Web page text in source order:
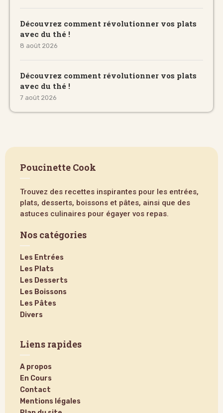
Découvrez comment révolutionner vos plats
avec du thé !
8 août 2026
Découvrez comment révolutionner vos plats
avec du thé !
7 août 2026
Poucinette Cook
Trouvez des recettes inspirantes pour les entrées,
plats, desserts, boissons et pâtes, ainsi que des
astuces culinaires pour égayer vos repas.
Nos catégories
Les Entrées
Les Plats
Les Desserts
Les Boissons
Les Pâtes
Divers
Liens rapides
A propos
En Cours
Contact
Mentions légales